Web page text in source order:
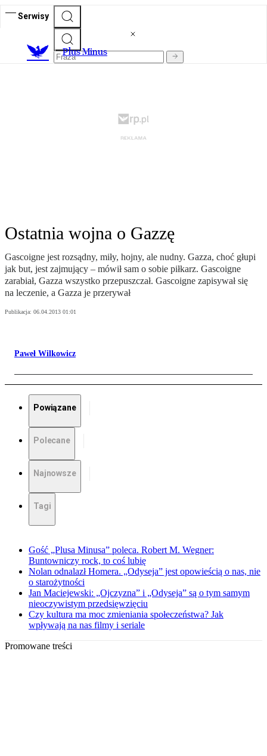
Serwisy
Plus Minus
Ostatnia wojna o Gazzę
Gascoigne jest rozsądny, miły, hojny, ale nudny. Gazza, choć głupi
jak but, jest zajmujący – mówił sam o sobie piłkarz. Gascoigne
zarabiał, Gazza wszystko przepuszczał. Gascoigne zapisywał się
na leczenie, a Gazza je przerywał
Publikacja: 06.04.2013 01:01
Paweł Wilkowicz
Powiązane
Polecane
Najnowsze
Tagi
Gość „Plusa Minusa” poleca. Robert M. Wegner:
Buntowniczy rock, to coś lubię
Nolan odnalazł Homera. „Odyseja” jest opowieścią o nas, nie
o starożytności
Jan Maciejewski: „Ojczyzna” i „Odyseja” są o tym samym
nieoczywistym przedsięwzięciu
Czy kultura ma moc zmieniania społeczeństwa? Jak
wpływają na nas filmy i seriale
Promowane treści